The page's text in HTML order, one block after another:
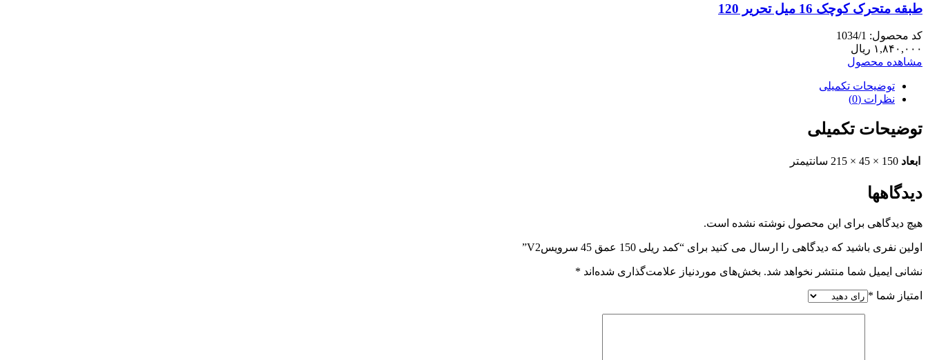
طبقه متحرک کوچک 16 میل تحریر 120
کد محصول: 1034/1
۱,۸۴۰,۰۰۰ ریال
مشاهده محصول
توضیحات تکمیلی
نظرات (0)
توضیحات تکمیلی
ابعاد 150 × 45 × 215 سانتیمتر
دیدگاهها
هیچ دیدگاهی برای این محصول نوشته نشده است.
اولین نفری باشید که دیدگاهی را ارسال می کنید برای “کمد ریلی 150 عمق 45 سرویسV2”
نشانی ایمیل شما منتشر نخواهد شد. بخش‌های موردنیاز علامت‌گذاری شده‌اند *
امتیاز شما *